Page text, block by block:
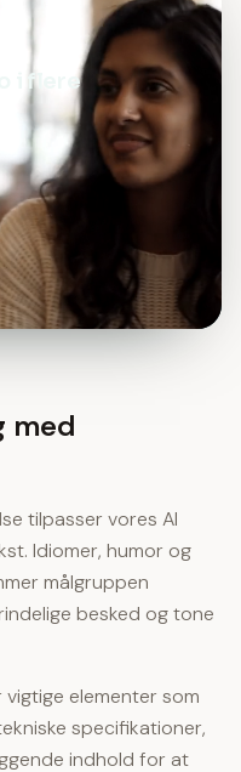
i flere
med
tilpasser vores AI
Idiomer, humor og
målgruppen
besked og tone
elementer som
specifikationer,
indhold for at